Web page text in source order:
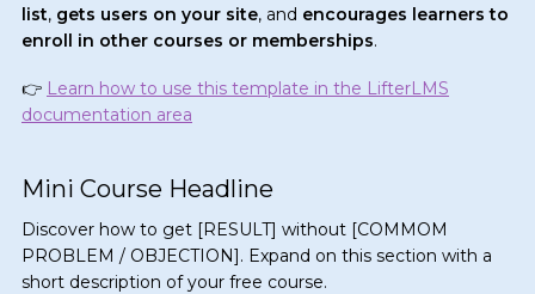
list, gets users on your site, and encourages learners to
enroll in other courses or memberships.
👉 Learn how to use this template in the LifterLMS
documentation area
Mini Course Headline
Discover how to get [RESULT] without [COMMOM
PROBLEM / OBJECTION]. Expand on this section with a
short description of your free course.